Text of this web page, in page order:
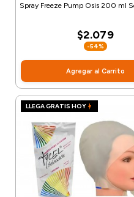
Spray Freeze Pump Osis 200 ml
$2.079
-54%
Agregar al Carrito
LLEGA GRATIS HOY